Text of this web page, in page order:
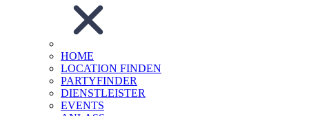
HOME
LOCATION FINDEN
PARTYFINDER
DIENSTLEISTER
EVENTS